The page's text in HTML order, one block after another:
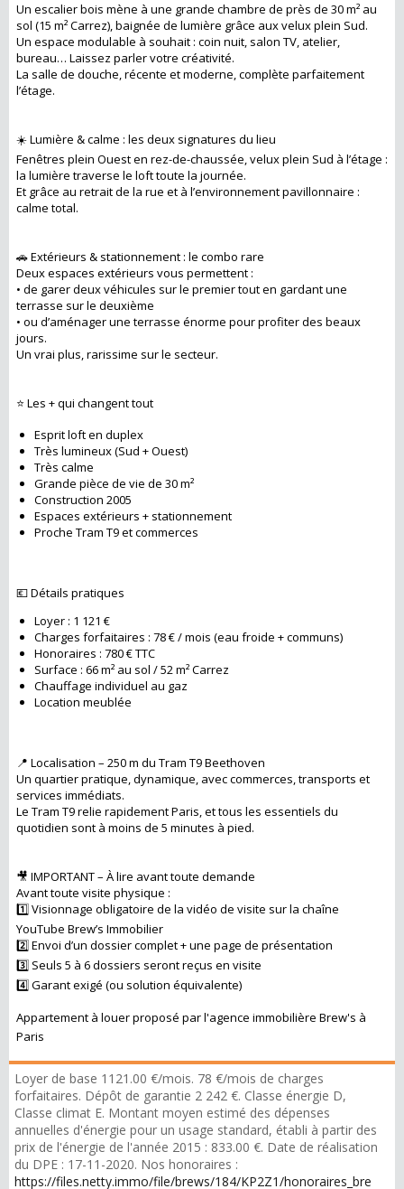
Un escalier bois mène à une grande chambre de près de 30 m² au
sol (15 m² Carrez), baignée de lumière grâce aux velux plein Sud.
Un espace modulable à souhait : coin nuit, salon TV, atelier,
bureau… Laissez parler votre créativité.
La salle de douche, récente et moderne, complète parfaitement
l’étage.
☀️ Lumière & calme : les deux signatures du lieu
Fenêtres plein Ouest en rez-de-chaussée, velux plein Sud à l’étage :
la lumière traverse le loft toute la journée.
Et grâce au retrait de la rue et à l’environnement pavillonnaire :
calme total.
🚗 Extérieurs & stationnement : le combo rare
Deux espaces extérieurs vous permettent :
• de garer deux véhicules sur le premier tout en gardant une
terrasse sur le deuxième
• ou d’aménager une terrasse énorme pour profiter des beaux
jours.
Un vrai plus, rarissime sur le secteur.
⭐ Les + qui changent tout
Esprit loft en duplex
Très lumineux (Sud + Ouest)
Très calme
Grande pièce de vie de 30 m²
Construction 2005
Espaces extérieurs + stationnement
Proche Tram T9 et commerces
💶 Détails pratiques
Loyer : 1 121 €
Charges forfaitaires : 78 € / mois (eau froide + communs)
Honoraires : 780 € TTC
Surface : 66 m² au sol / 52 m² Carrez
Chauffage individuel au gaz
Location meublée
📍 Localisation – 250 m du Tram T9 Beethoven
Un quartier pratique, dynamique, avec commerces, transports et
services immédiats.
Le Tram T9 relie rapidement Paris, et tous les essentiels du
quotidien sont à moins de 5 minutes à pied.
🎥 IMPORTANT – À lire avant toute demande
Avant toute visite physique :
1️⃣ Visionnage obligatoire de la vidéo de visite sur la chaîne
YouTube Brew’s Immobilier
2️⃣ Envoi d’un dossier complet + une page de présentation
3️⃣ Seuls 5 à 6 dossiers seront reçus en visite
4️⃣ Garant exigé (ou solution équivalente)
Appartement à louer proposé par l'agence immobilière Brew's à
Paris
Loyer de base 1121.00 €/mois. 78 €/mois de charges
forfaitaires. Dépôt de garantie 2 242 €. Classe énergie D,
Classe climat E. Montant moyen estimé des dépenses
annuelles d'énergie pour un usage standard, établi à partir des
prix de l'énergie de l'année 2015 : 833.00 €. Date de réalisation
du DPE : 17-11-2020. Nos honoraires :
https://files.netty.immo/file/brews/184/KP2Z1/honoraires_bre